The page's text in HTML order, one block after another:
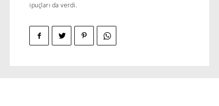
ipuçları da verdi.